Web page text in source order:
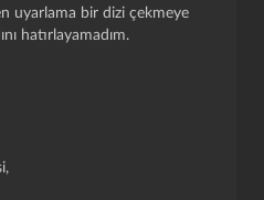
uyarlama bir dizi çekmeye
hatırlayamadım.